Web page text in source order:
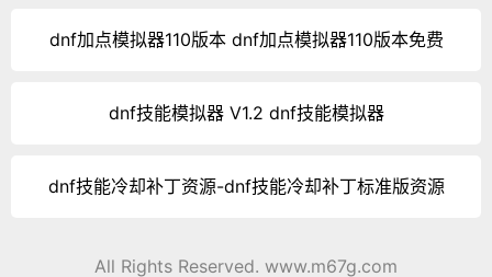
dnf加点模拟器110版本 dnf加点模拟器110版本免费
dnf技能模拟器 V1.2 dnf技能模拟器
dnf技能冷却补丁资源-dnf技能冷却补丁标准版资源
All Rights Reserved. www.m67g.com